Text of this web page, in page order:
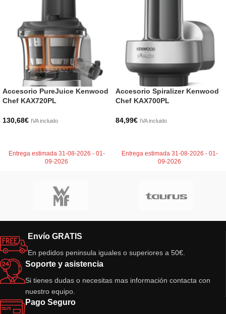
Accesorio PureJuice Kenwood
Chef KAX720PL
130,68€ IVA incluido
Entrega estimada 31-08-2026 - 01-
09-2026
Accesorio Spiralizer Kenwood
Chef KAX700PL
84,99€ IVA incluido
Entrega estimada 31-08-2026 - 01-
09-2026
Envío GRATIS
En pedidos peninsula iguales o superiores a 50€.
Soporte y asistencia
Si tienes dudas o necesitas mas información contacta con
nuestro equipo.
Pago Seguro